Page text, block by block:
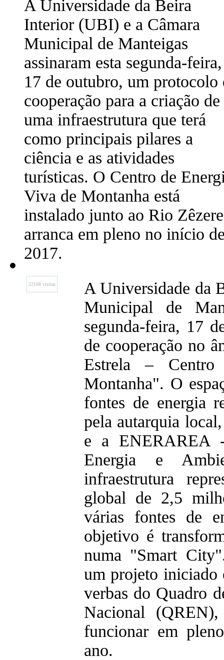
A Universidade da Beira
Interior (UBI) e a Câmara
Municipal de Manteigas
assinaram esta segunda-feira,
17 de outubro, um protocolo
cooperação para a criação de
uma infraestrutura que terá
como principais pilares a
ciência e as atividades
turísticas. O Centro de
Viva de Montanha está
instalado junto ao Rio
arranca em pleno no início
2017.
22168 visitas
A Universidade da
Municipal de
segunda-feira, 17
de cooperação no
Estrela –
Montanha". O
fontes de energia
pela autarquia
e a ENERAREA
Energia e
infraestrutura
global de 2,5
várias fontes de
objetivo é
numa "Smart
um projeto iniciado
verbas do Quadro
Nacional
funcionar em
ano.